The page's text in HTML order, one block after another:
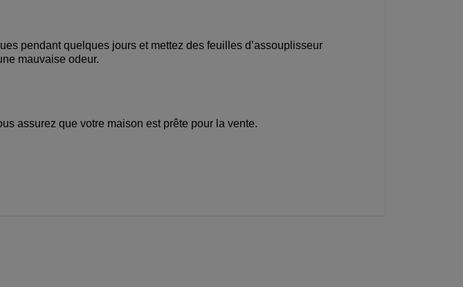
pendant quelques jours et mettez des feuilles d’assouplisseur
mauvaise odeur.
assurez que votre maison est prête pour la vente.